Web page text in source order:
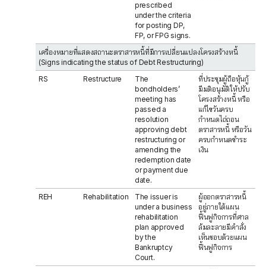
prescribed
under the criteria
for posting DP,
FP, or FPG signs.
เครื่องหมายที่แสดงสถานะตราสารหนี้ที่มีการเปลี่ยนแปลงโครงสร้างหนี้
(Signs indicating the status of Debt Restructuring)
RS
Restructure
The
bondholders’
meeting has
passed a
resolution
approving debt
restructuring or
amending the
redemption date
or payment due
date.
ที่ประชุมผู้ถือหุ้นกู้
มีมติอนุมัติให้ปรับ
โครงสร้างหนี้ หรือ
แก้ไขวันครบ
กำหนดไถ่ถอน
ตราสารหนี้ หรือวัน
ครบกำหนดชำระ
เงิน
REH Rehabilitation
The issuer is
under a business
rehabilitation
plan approved
by the
Bankruptcy
Court.
ผู้ออกตราสารหนี้
อยู่ภายใต้แผน
ฟื้นฟูกิจการที่ศาล
ล้มละลายมีคำสั่ง
เห็นชอบด้วยแผน
ฟื้นฟูกิจการ